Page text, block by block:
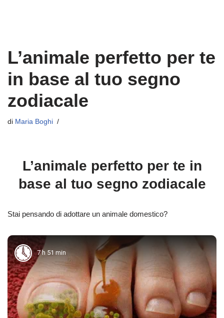
L’animale perfetto per te
in base al tuo segno
zodiacale
di Maria Boghi
L’animale perfetto per te in
base al tuo segno zodiacale
Stai pensando di adottare un animale domestico?
7 h 51 min